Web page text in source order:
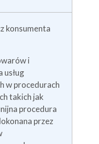
konsumenta
i
usług
w procedurach
takich jak
procedura
przez